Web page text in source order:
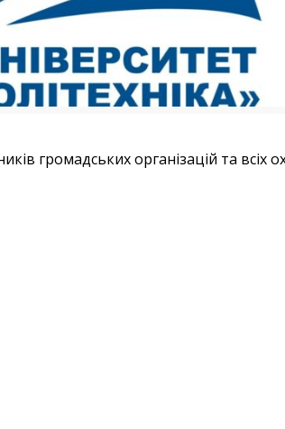
громадських організацій та всіх